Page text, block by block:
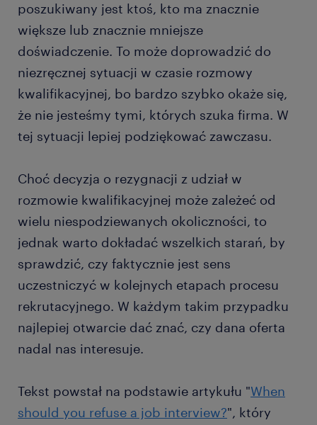
poszukiwany jest ktoś, kto ma znacznie
większe lub znacznie mniejsze
doświadczenie. To może doprowadzić do
niezręcznej sytuacji w czasie rozmowy
kwalifikacyjnej, bo bardzo szybko okaże się,
że nie jesteśmy tymi, których szuka firma. W
tej sytuacji lepiej podziękować zawczasu.
Choć decyzja o rezygnacji z udział w
rozmowie kwalifikacyjnej może zależeć od
wielu niespodziewanych okoliczności, to
jednak warto dokładać wszelkich starań, by
sprawdzić, czy faktycznie jest sens
uczestniczyć w kolejnych etapach procesu
rekrutacyjnego. W każdym takim przypadku
najlepiej otwarcie dać znać, czy dana oferta
nadal nas interesuje.
Tekst powstał na podstawie artykułu "When
should you refuse a job interview?", który